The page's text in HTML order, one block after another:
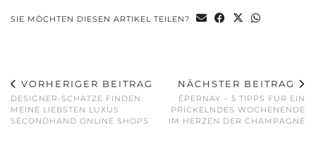
SIE MÖCHTEN DIESEN ARTIKEL TEILEN?
VORHERIGER BEITRAG
DESIGNER-SCHÄTZE FINDEN:
MEINE LIEBSTEN LUXUS
SECONDHAND ONLINE SHOPS
NÄCHSTER BEITRAG
ÉPERNAY – 5 TIPPS FÜR EIN
PRICKELNDES WOCHENENDE
IM HERZEN DER CHAMPAGNE